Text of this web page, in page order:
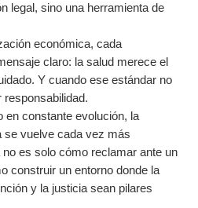
legal, sino una herramienta de
económica, cada
claro: la salud merece el
Y cuando ese estándar no
en constante evolución, la
se vuelve cada vez más
es solo cómo reclamar ante un
construir un entorno donde la
y la justicia sean pilares